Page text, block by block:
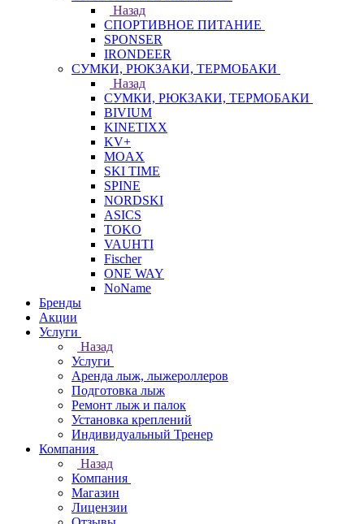
Назад
СПОРТИВНОЕ ПИТАНИЕ
SPONSER
IRONDEER
СУМКИ, РЮКЗАКИ, ТЕРМОБАКИ
Назад
СУМКИ, РЮКЗАКИ, ТЕРМОБАКИ
BIVIUM
KINETIXX
KV+
MOAX
SKI TIME
SPINE
NORDSKI
ASICS
TOKO
VAUHTI
Fischer
ONE WAY
NoName
Бренды
Акции
Услуги
Назад
Услуги
Аренда лыж, лыжероллеров
Подготовка лыж
Ремонт лыж и палок
Установка креплений
Индивидуальный Тренер
Компания
Назад
Компания
Магазин
Лицензии